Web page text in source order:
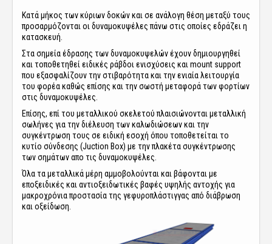
Κατά μήκος των κύριων δοκών και σε ανάλογη θέση μεταξύ τους
προσαρμόζονται οι δυναμοκυψέλες πάνω στις οποίες εδράζει η
κατασκευή.
Στα σημεία έδρασης των δυναμοκυψελών έχουν δημιουργηθεί
και τοποθετηθεί ειδικές ράβδοι ενισχύσεις και mount support
που εξασφαλίζουν την στιβαρότητα και την ενιαία λειτουργία
του φορέα καθώς επίσης και την σωστή μεταφορά των φορτίων
στις δυναμοκυψέλες.
Επίσης, επί του μεταλλικού σκελετού πλαισιώνονται μεταλλική
σωλήνες για την διέλευση των καλωδιώσεων και την
συγκέντρωση τους σε ειδική εσοχή όπου τοποθετείται το
κυτίο σύνδεσης (Juction Box) με την πλακέτα συγκέντρωσης
των σημάτων απο τις δυναμοκυψέλες.
Όλα τα μεταλλικά μέρη αμμοβολούνται και βάφονται με
εποξειδικές και αντιοξειδωτικές βαφές υψηλής αντοχής για
μακροχρόνια προστασία της γεφυροπλάστιγγας από διάβρωση
και οξείδωση.